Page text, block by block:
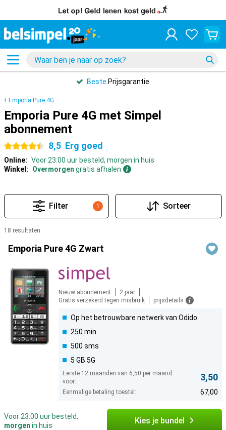
Beste Prijsgarantie
Emporia Pure 4G
Emporia Pure 4G met Simpel
abonnement
4.5 sterren 8,5 Erg goed
Online: Voor 23:00 uur besteld, morgen in huis
Winkel:
Overmorgen gratis afhalen
1
Filter Sorteer
18 resultaten
Producten
Emporia Pure 4G Zwart
Nieuw abonnement
2 jaar
Gratis verzekerd tegen misbruik
prijsdetails
Op het betrouwbare netwerk van Odido
250 min
500 sms
5 GB 5G
Eerste 12 maanden van 6,50 per maand
voor:
3,50
Eenmalige betaling toestel: 67,00
Voor 23:00 uur besteld,
morgen in huis Kies je bundel